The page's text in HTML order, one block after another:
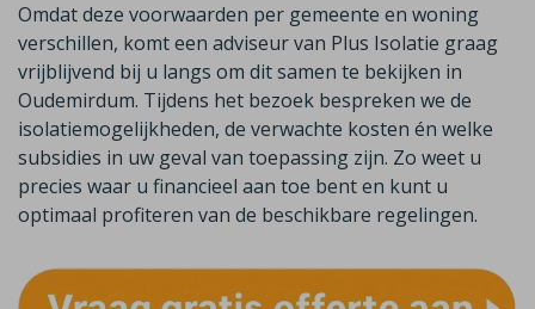
Omdat deze voorwaarden per gemeente en woning
verschillen, komt een adviseur van Plus Isolatie graag
vrijblijvend bij u langs om dit samen te bekijken in
Oudemirdum. Tijdens het bezoek bespreken we de
isolatiemogelijkheden, de verwachte kosten én welke
subsidies in uw geval van toepassing zijn. Zo weet u
precies waar u financieel aan toe bent en kunt u
optimaal profiteren van de beschikbare regelingen.